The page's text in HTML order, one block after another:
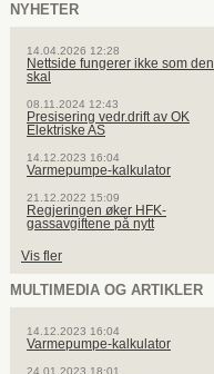
NYHETER
14.04.2026 12:28
Nettside fungerer ikke som den
skal
08.11.2024 12:43
Presisering vedr.drift av OK
Elektriske AS
14.12.2023 16:04
Varmepumpe-kalkulator
21.12.2022 15:09
Regjeringen øker HFK-
gassavgiftene på nytt
Vis fler
MULTIMEDIA OG ARTIKLER
14.12.2023 16:04
Varmepumpe-kalkulator
24.01.2023 18:01